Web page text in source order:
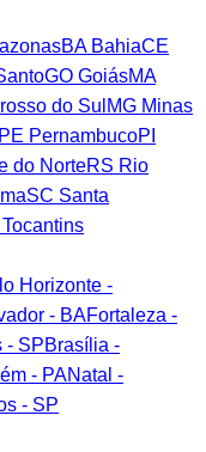
BABahiaCE
GO GoiásMA
do Sul MG Minas
PE PernambucoPI
do NorteRS Rio
SC Santa
Tocantins
Horizonte -
- BAFortaleza -
- SPBrasília -
- PANatal -
- SP